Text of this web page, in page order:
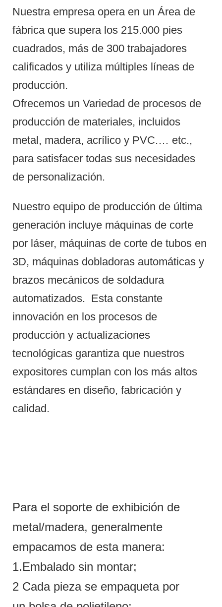
Nuestra empresa opera en un Área de
fábrica que supera los 215.000 pies
cuadrados, más de 300 trabajadores
calificados y utiliza múltiples líneas de
producción.
Ofrecemos un Variedad de procesos de
producción de materiales, incluidos
metal, madera, acrílico y PVC.… etc.,
para satisfacer todas sus necesidades
de personalización.
Nuestro equipo de producción de última
generación incluye máquinas de corte
por láser, máquinas de corte de tubos en
3D, máquinas dobladoras automáticas y
brazos mecánicos de soldadura
automatizados. Esta constante
innovación en los procesos de
producción y actualizaciones
tecnológicas garantiza que nuestros
expositores cumplan con los más altos
estándares en diseño, fabricación y
calidad.
Para el soporte de exhibición de
metal/madera, generalmente
empacamos de esta manera:
1.Embalado sin montar;
2 Cada pieza se empaqueta por